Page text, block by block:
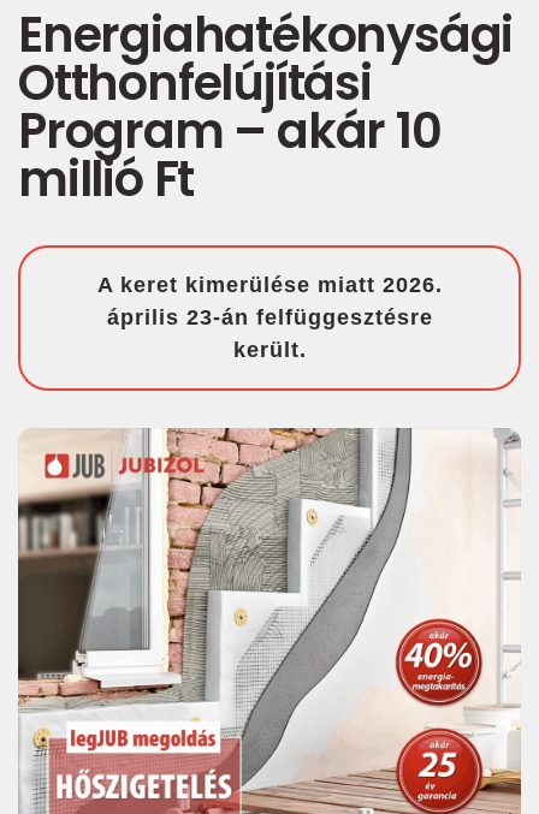
Energiahatékonysági
Otthonfelújítási
Program – akár 10
millió Ft
A keret kimerülése miatt 2026.
április 23-án felfüggesztésre
került.